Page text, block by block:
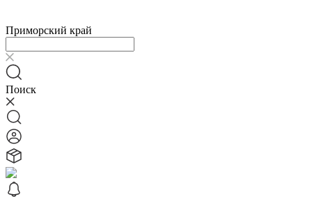
Приморский край
Поиск